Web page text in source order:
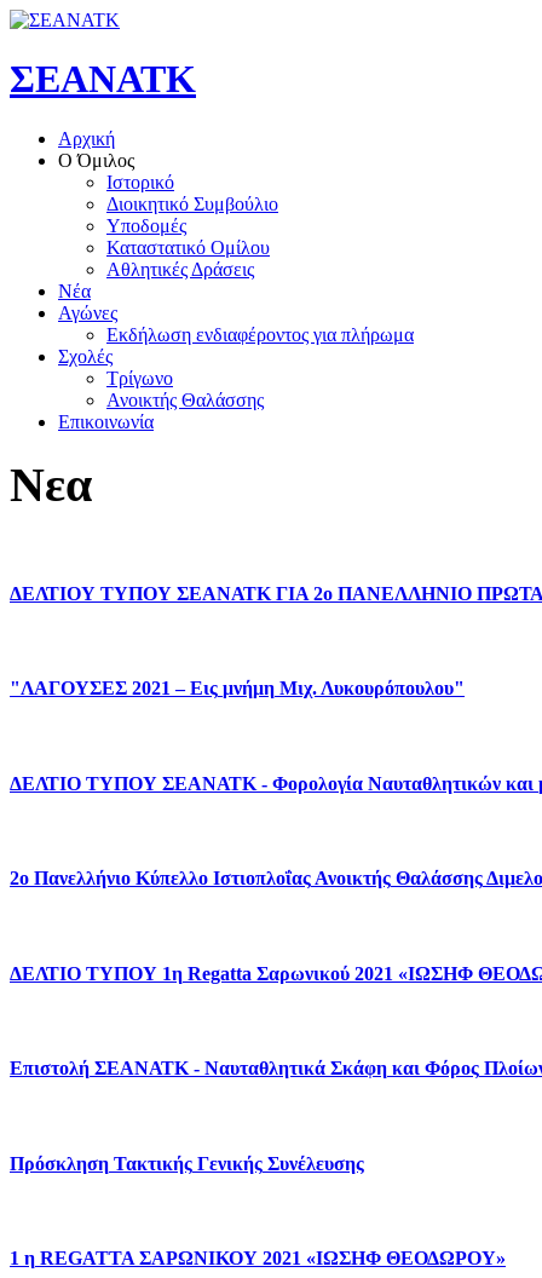
ΣΕΑΝΑΤΚ
Αρχική
Ο Όμιλος
Ιστορικό
Διοικητικό Συμβούλιο
Υποδομές
Καταστατικό Ομίλου
Αθλητικές Δράσεις
Νέα
Αγώνες
Εκδήλωση ενδιαφέροντος για πλήρωμα
Σχολές
Τρίγωνο
Ανοικτής Θαλάσσης
Επικοινωνία
Νεα
ΔΕΛΤΙΟΥ ΤΥΠΟΥ ΣΕΑΝΑΤΚ ΓΙΑ 2ο ΠΑΝΕΛΛΗΝΙΟ
"ΛΑΓΟΥΣΕΣ 2021 – Εις μνήμη Μιχ. Λυκουρόπουλου"
ΔΕΛΤΙΟ ΤΥΠΟΥ ΣΕΑΝΑΤΚ - Φορολογία Ναυταθλητικών και
2ο Πανελλήνιο Κύπελλο Ιστιοπλοΐας Ανοικτής Θαλάσσης
ΔΕΛΤΙΟ ΤΥΠΟΥ 1η Regatta Σαρωνικού 2021 «ΙΩΣΗΦ
Επιστολή ΣΕΑΝΑΤΚ - Ναυταθλητικά Σκάφη και Φόρος
Πρόσκληση Τακτικής Γενικής Συνέλευσης
1 η REGATTA ΣΑΡΩΝΙΚΟΥ 2021 «ΙΩΣΗΦ ΘΕΟΔΩΡΟΥ»